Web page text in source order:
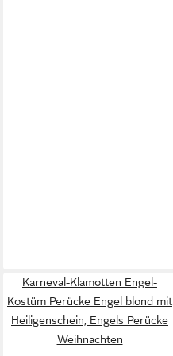
Karneval-Klamotten Engel-
Kostüm Perücke Engel blond mit
Heiligenschein, Engels Perücke
Weihnachten